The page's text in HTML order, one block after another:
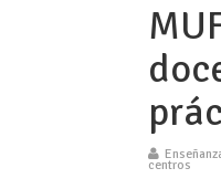
centros